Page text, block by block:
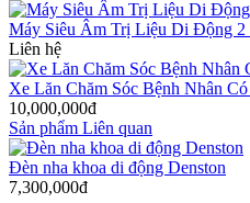
Máy Siêu Âm Trị Liệu Di Động
Liên hệ
Xe Lăn Chăm Sóc Bệnh Nhân
10,000,000đ
Sản phẩm Liên quan
Đèn nha khoa di động Denston
7,300,000đ